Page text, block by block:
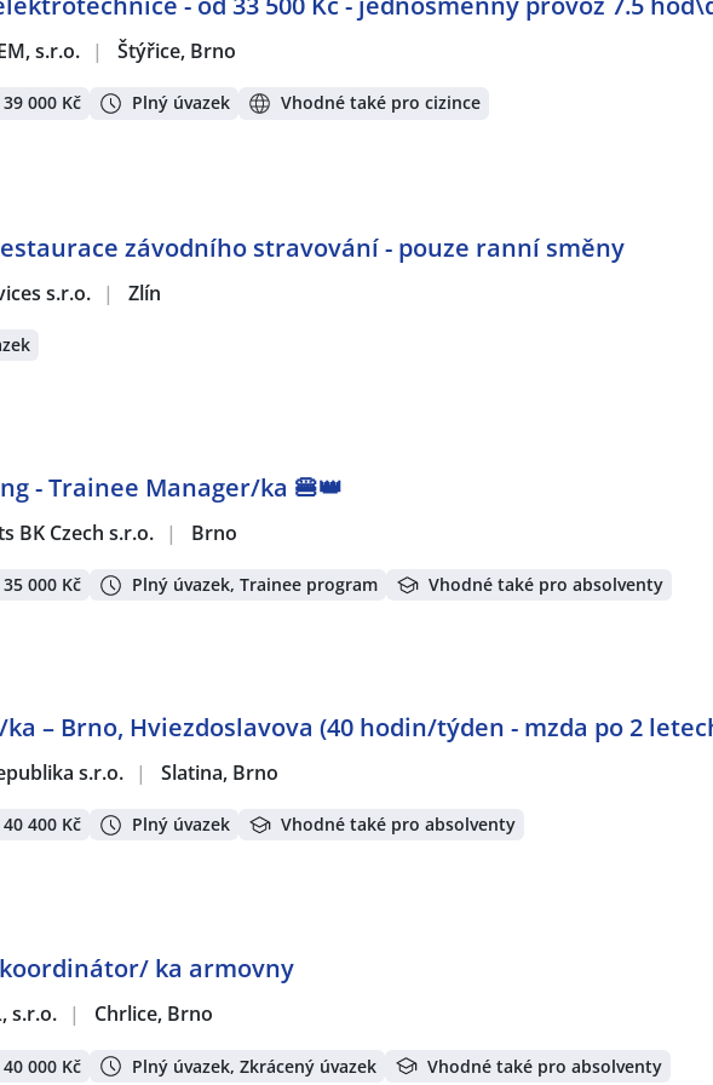
s.r.o. | Štýřice, Brno
000 Kč Plný úvazek Vhodné také pro cizince
závodního stravování - pouze ranní směny
s.r.o. | Zlín
- Trainee Manager/ka 🍔👑
BK Czech s.r.o. | Brno
000 Kč Plný úvazek, Trainee program Vhodné také pro absolventy
– Brno, Hviezdoslavova (40 hodin/týden - mzda po 2
s.r.o. | Slatina, Brno
400 Kč Plný úvazek Vhodné také pro absolventy
ka armovny
s.r.o. | Chrlice, Brno
000 Kč Plný úvazek, Zkrácený úvazek Vhodné také pro absolventy